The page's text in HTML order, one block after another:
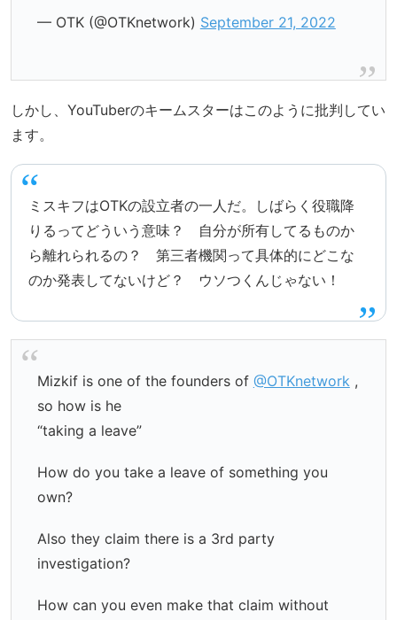
— OTK (@OTKnetwork) September 21, 2022
しかし、YouTuberのキームスターはこのように批判してい
ます。
ミスキフはOTKの設立者の一人だ。しばらく役職降
りるってどういう意味？ 自分が所有してるものか
ら離れられるの？ 第三者機関って具体的にどこな
のか発表してないけど？ ウソつくんじゃない！
Mizkif is one of the founders of @OTKnetwork ,
so how is he
“taking a leave”
How do you take a leave of something you
own?
Also they claim there is a 3rd party
investigation?
How can you even make that claim without